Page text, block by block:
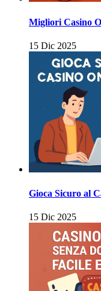
Migliori Casino
15 Dic 2025
Gioca Sicuro al
15 Dic 2025